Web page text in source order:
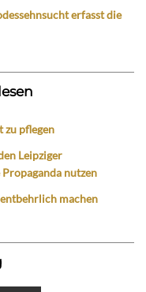
erfasst die
zu pflegen
Leipziger
nutzen
machen